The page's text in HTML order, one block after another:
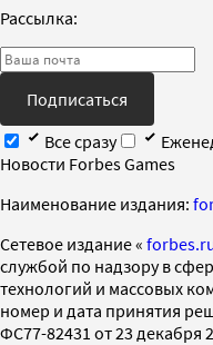
Рассылка:
Подписаться
Все сразу
Новости Forbes Games
Наименование издания:
Cетевое издание «
службой по надзору в
технологий и массовых
номер и дата принятия
ФС77-82431 от 23 декабря